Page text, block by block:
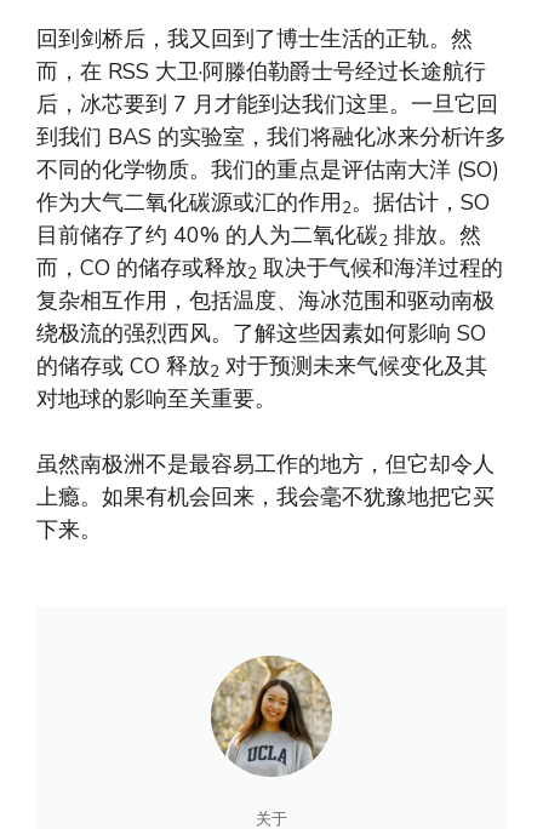
回到剑桥后，我又回到了博士生活的正轨。然
而，在 RSS 大卫·阿滕伯勒爵士号经过长途航行
后，冰芯要到 7 月才能到达我们这里。一旦它回
到我们 BAS 的实验室，我们将融化冰来分析许多
不同的化学物质。我们的重点是评估南大洋 (SO)
作为大气二氧化碳源或汇的作用2。据估计，SO
目前储存了约 40% 的人为二氧化碳2 排放。然
而，CO 的储存或释放2 取决于气候和海洋过程的
复杂相互作用，包括温度、海冰范围和驱动南极
绕极流的强烈西风。了解这些因素如何影响 SO
的储存或 CO 释放2 对于预测未来气候变化及其
对地球的影响至关重要。
虽然南极洲不是最容易工作的地方，但它却令人
上瘾。如果有机会回来，我会毫不犹豫地把它买
下来。
关于